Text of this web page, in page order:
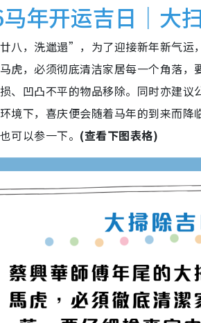
年开运吉日｜大
八，洗邋遢”，为了迎接新年新气运
虎，必须彻底清洁家居每一个角落
、凹凸不平的物品移除。同时亦建
境下，喜庆便会随着马年的到来而
可以参一下。 (查看下图表格)